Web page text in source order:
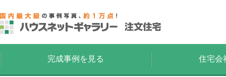
完成事例を見る 住宅会